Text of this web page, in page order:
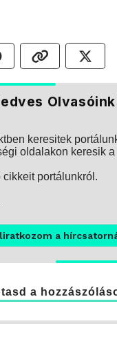
keresitek
oldalakon keresik
portálunkról.
a
a